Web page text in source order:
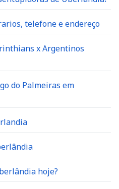
telefone e endereço
x Argentinos
do Palmeiras em
hoje?